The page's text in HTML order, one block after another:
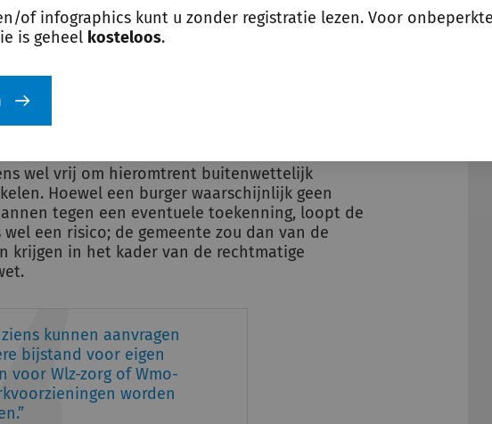
of infographics kunt u zonder registratie lezen. Voor
is geheel kosteloos.
bijdrage bijdragen zou dan alleen aan de orde
redenen als bedoeld in
artikel 16
de kans op een geslaagd beroep op dit artikel
middelen, zeer gering. Alleen in zeer nijpende
zou het kunnen leiden tot bijstandsverlening.
beleid
wel vrij om hieromtrent buitenwettelijk
Hoewel een burger waarschijnlijk geen
tegen een eventuele toekenning, loopt de
een risico; de gemeente zou dan van de
krijgen in het kader van de rechtmatige
kunnen aanvragen
bijstand voor eigen
voor Wlz-zorg of Wmo-
worden